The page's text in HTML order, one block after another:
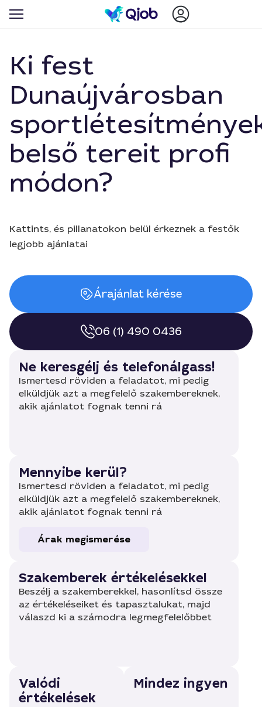
Ki fest
Dunaújvárosban
belső tereit profi
módon?
Kattints, és pillanatokon belül érkeznek a festők
legjobb ajánlatai
Árajánlat kérése
06 (1) 490 0436
Ne keresgélj és telefonálgass!
Ismertesd röviden a feladatot, mi pedig
elküldjük azt a megfelelő szakembereknek,
akik ajánlatot fognak tenni rá
Mennyibe kerül?
Ismertesd röviden a feladatot, mi pedig
elküldjük azt a megfelelő szakembereknek,
akik ajánlatot fognak tenni rá
Árak megismerése
Szakemberek értékelésekkel
Beszélj a szakemberekkel, hasonlítsd össze
az értékeléseiket és tapasztalukat, majd
válaszd ki a számodra legmegfelelőbbet
Valódi
értékelések
Mindez ingyen